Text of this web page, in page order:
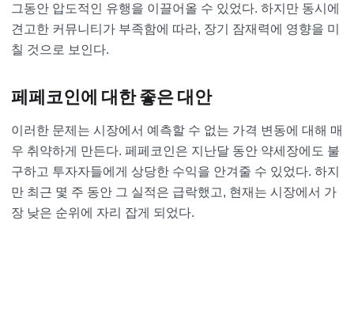
그동안 압도적인 유행을 이끌어올 수 있었다. 하지만 동시에
견고한 커뮤니티가 부족함에 따라, 장기 잠재력에 영향을 미
칠 것으로 보인다.
페페코인에 대한 좋은 대안
이러한 문제는 시장에서 예측할 수 없는 가격 변동에 대해 매
우 취약하게 만든다. 페페코인은 지난달 동안 약세장에도 불
구하고 투자자들에게 상당한 수익을 안겨줄 수 있었다. 하지
만 최근 몇 주 동안 그 실적은 급락했고, 현재는 시장에서 가
장 낮은 순위에 자리 잡게 되었다.